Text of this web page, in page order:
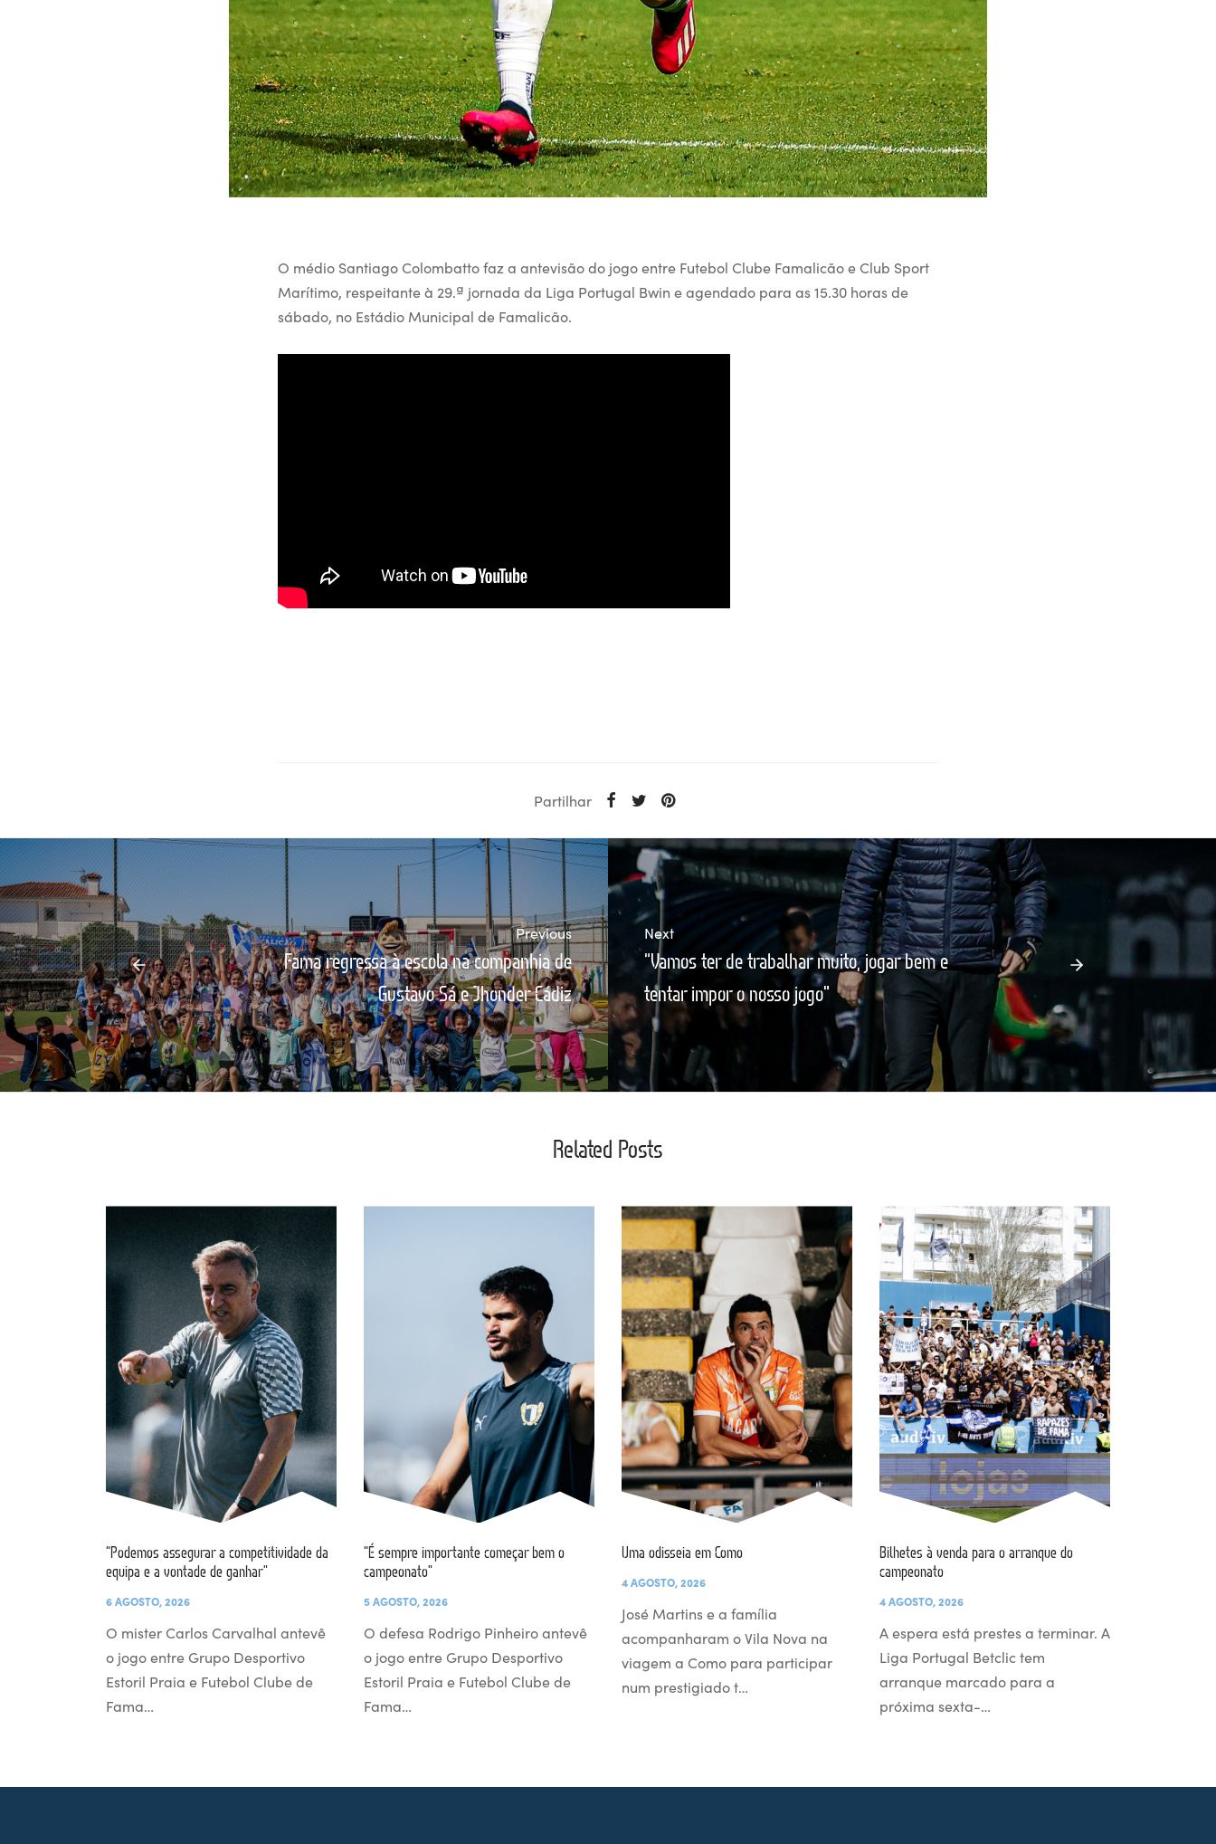
O médio Santiago Colombatto faz a antevisão do jogo entre Futebol Clube Famalicão e Club Sport
Marítimo, respeitante à 29.ª jornada da Liga Portugal Bwin e agendado para as 15.30 horas de
sábado, no Estádio Municipal de Famalicão.
Partilhar
Previous
Fama regressa à escola na companhia de
Gustavo Sá e Jhonder Cádiz
Next
“Vamos ter de trabalhar muito, jogar bem e
tentar impor o nosso jogo"
Related Posts
“Podemos assegurar a competitividade da
equipa e a vontade de ganhar”
6 AGOSTO, 2026
O mister Carlos Carvalhal antevê
o jogo entre Grupo Desportivo
Estoril Praia e Futebol Clube de
Fama…
“É sempre importante começar bem o
campeonato”
5 AGOSTO, 2026
O defesa Rodrigo Pinheiro antevê
o jogo entre Grupo Desportivo
Estoril Praia e Futebol Clube de
Fama…
Uma odisseia em Como
4 AGOSTO, 2026
José Martins e a família
acompanharam o Vila Nova na
viagem a Como para participar
num prestigiado t…
Bilhetes à venda para o arranque do
campeonato
4 AGOSTO, 2026
A espera está prestes a terminar. A
Liga Portugal Betclic tem
arranque marcado para a
próxima sexta-…